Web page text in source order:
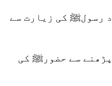
رسولﷺ کی زیارت سے
سے حضورﷺ کی